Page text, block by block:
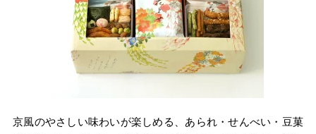
京風のやさしい味わいが楽しめる、あられ・せんべい・豆菓